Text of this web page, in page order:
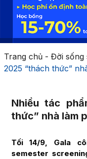
Trang chủ- Đời sống
2025 “thách thức”
Nhiều tác
thức” nhà làm
Tối 14/9, Gala
semester